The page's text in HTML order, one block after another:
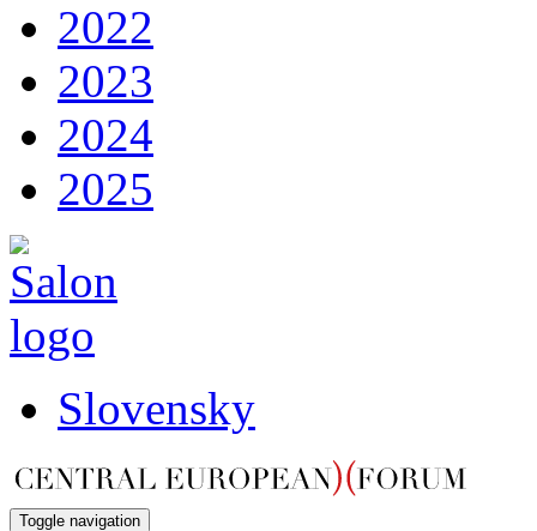
2022
2023
2024
2025
Slovensky
Toggle navigation